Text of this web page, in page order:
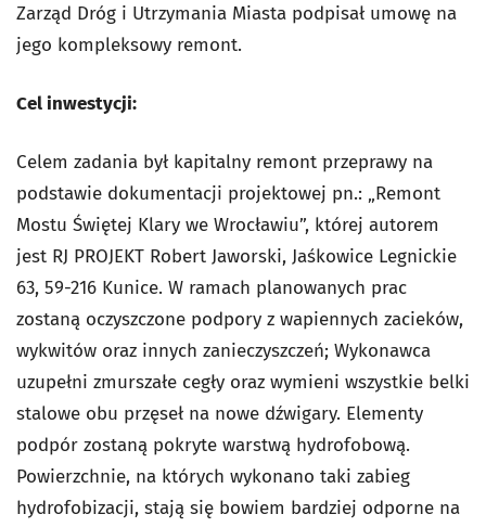
Zarząd Dróg i Utrzymania Miasta podpisał umowę na
jego kompleksowy remont.
Cel inwestycji:
Celem zadania był kapitalny remont przeprawy na
podstawie dokumentacji projektowej pn.: „Remont
Mostu Świętej Klary we Wrocławiu”, której autorem
jest RJ PROJEKT Robert Jaworski, Jaśkowice Legnickie
63, 59-216 Kunice. W ramach planowanych prac
zostaną oczyszczone podpory z wapiennych zacieków,
wykwitów oraz innych zanieczyszczeń; Wykonawca
uzupełni zmurszałe cegły oraz wymieni wszystkie belki
stalowe obu przęseł na nowe dźwigary. Elementy
podpór zostaną pokryte warstwą hydrofobową.
Powierzchnie, na których wykonano taki zabieg
hydrofobizacji, stają się bowiem bardziej odporne na